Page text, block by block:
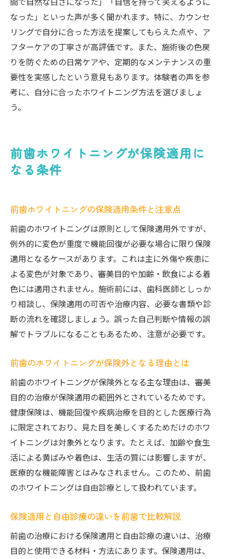
なった」といった声が多く聞かれます。特に、カウンセ
リングで自分に合った方法を提案してもらえた点や、ア
フターケアの丁寧さが高評価です。また、施術後の色戻
りを防ぐための日常ケアや、定期的なメンテナンスの重
要性を実感したという意見もあります。体験者の声を参
考に、自分に合ったホワイトニング方法を選びましょ
う。
前歯ホワイトニングが保険適用に
なる条件
前歯ホワイトニングの保険適用条件と注意点
前歯のホワイトニングは原則として保険適用外ですが、
例外的に変色が重度で機能回復が必要な場合に限り保険
適用となるケースがあります。これは主に外傷や疾患に
よる変色が対象であり、審美目的や加齢・飲食による着
色には適用されません。施術前には、歯科医師としっか
り相談し、保険適用の可否や治療内容、必要な書類や診
断の流れを確認しましょう。誤った自己判断や情報の誤
解でトラブルになることもあるため、注意が必要です。
前歯のホワイトニングが保険外となる理由とは
前歯のホワイトニングが保険外となる主な理由は、審美
目的の治療が保険適用の範囲外とされているためです。
健康保険は、機能回復や疾病治療を目的とした医療行為
に限定されており、見た目を美しくするためだけのホワ
イトニングは対象外となります。たとえば、加齢や食生
活による黄ばみや着色は、生活の質には影響しますが、
医療的な機能障害とはみなされません。このため、前歯
のホワイトニングは自由診療として扱われています。
保険適用と自由診療の違いを前歯で比較解説
前歯の治療における保険適用と自由診療の違いは、治療
目的と使用できる材料・方法にあります。保険適用は、